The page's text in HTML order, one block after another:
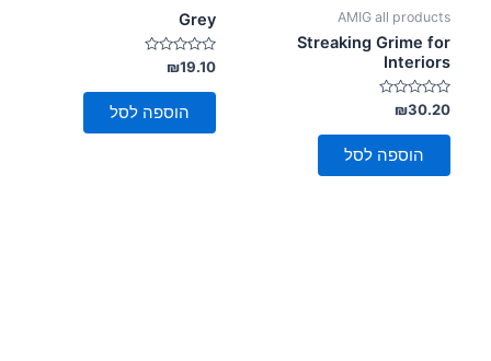
AMIG all products
Streaking Grime for
Interiors
דורג
0
מתוך
₪30.20
הוספה לסל
Grey
דורג
0
מתוך
₪19.10
הוספה לסל